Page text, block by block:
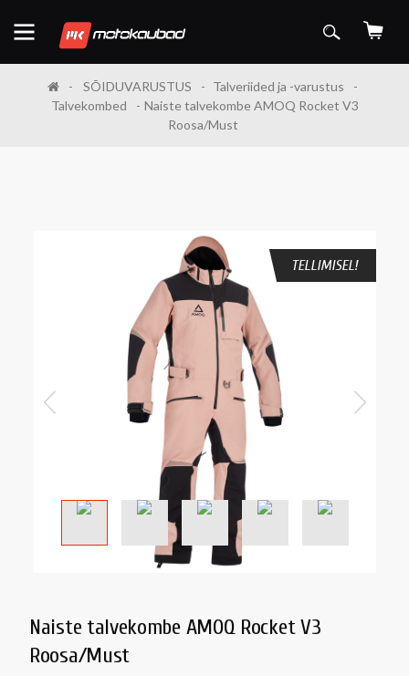
SÕIDUVARUSTUS
Talveriided ja -varustus
Talvekombed
Naiste talvekombe AMOQ Rocket V3
Roosa/Must
TELLIMISEL!
Naiste talvekombe AMOQ Rocket V3
Roosa/Must